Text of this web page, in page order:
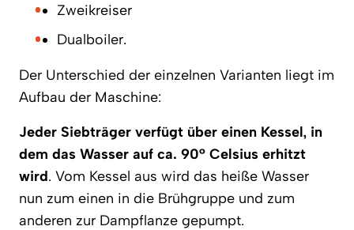
Zweikreiser
Dualboiler.
Der Unterschied der einzelnen Varianten liegt im
Aufbau der Maschine:
Jeder Siebträger verfügt über einen Kessel, in
dem das Wasser auf ca. 90° Celsius erhitzt
wird. Vom Kessel aus wird das heiße Wasser
nun zum einen in die Brühgruppe und zum
anderen zur Dampflanze gepumpt.